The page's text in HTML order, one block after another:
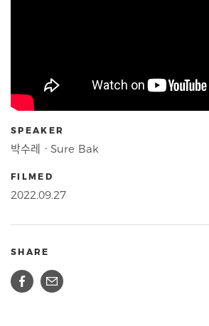
SPEAKER
박수레ㆍSure Bak
FILMED
2022.09.27
SHARE